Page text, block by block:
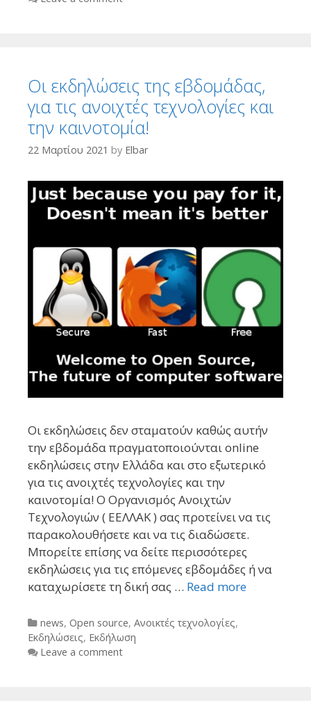
Οι εκδηλώσεις της εβδομάδας,
για τις ανοιχτές τεχνολογίες και
την καινοτομία!
22 Μαρτίου 2021 by Elbar
Οι εκδηλώσεις δεν σταματούν καθώς αυτήν
την εβδομάδα πραγματοποιούνται online
εκδηλώσεις στην Ελλάδα και στο εξωτερικό
για τις ανοιχτές τεχνολογίες και την
καινοτομία! Ο Οργανισμός Ανοιχτών
Τεχνολογιών ( ΕΕΛΛΑΚ ) σας προτείνει να τις
παρακολουθήσετε και να τις διαδώσετε.
Μπορείτε επίσης να δείτε περισσότερες
εκδηλώσεις για τις επόμενες εβδομάδες ή να
καταχωρίσετε τη δική σας … Read more
Categories
news, Open source, Ανοικτές τεχνολογίες,
Εκδηλώσεις, Εκδήλωση
Leave a comment